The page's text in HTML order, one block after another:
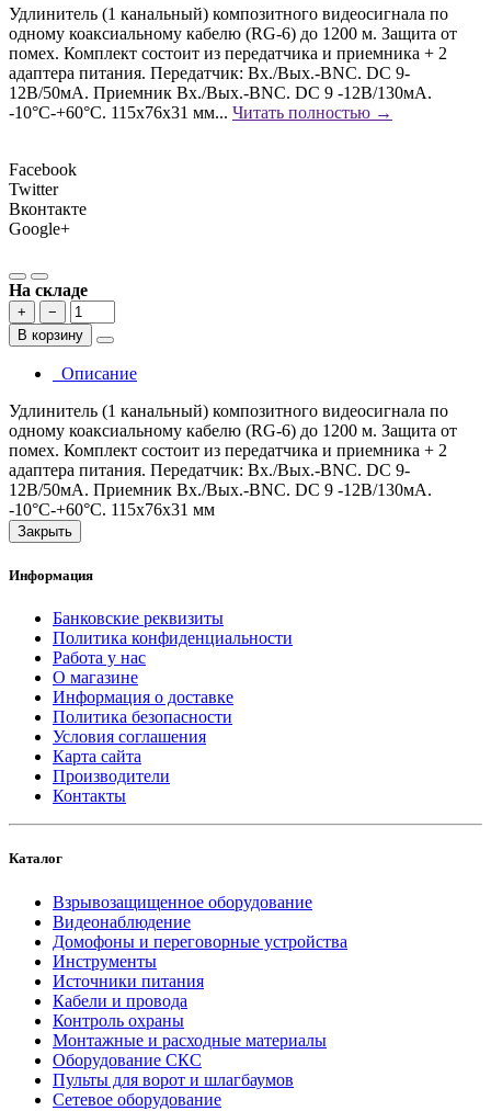
Удлинитель (1 канальный) композитного видеосигнала по
одному коаксиальному кабелю (RG-6) до 1200 м. Защита от
помех. Комплект состоит из передатчика и приемника + 2
адаптера питания. Передатчик: Вх./Вых.-BNC. DC 9-
12В/50мА. Приемник Вх./Вых.-BNC. DC 9 -12В/130мА.
-10°C-+60°C. 115х76х31 мм... Читать полностью →
Facebook
Twitter
Вконтакте
Google+
На складе
+
−
В корзину
Описание
Удлинитель (1 канальный) композитного видеосигнала по
одному коаксиальному кабелю (RG-6) до 1200 м. Защита от
помех. Комплект состоит из передатчика и приемника + 2
адаптера питания. Передатчик: Вх./Вых.-BNC. DC 9-
12В/50мА. Приемник Вх./Вых.-BNC. DC 9 -12В/130мА.
-10°C-+60°C. 115х76х31 мм
Закрыть
Информация
Банковские реквизиты
Политика конфиденциальности
Работа у нас
О магазине
Информация о доставке
Политика безопасности
Условия соглашения
Карта сайта
Производители
Контакты
Каталог
Взрывозащищенное оборудование
Видеонаблюдение
Домофоны и переговорные устройства
Инструменты
Источники питания
Кабели и провода
Контроль охраны
Монтажные и расходные материалы
Оборудование СКС
Пульты для ворот и шлагбаумов
Сетевое оборудование